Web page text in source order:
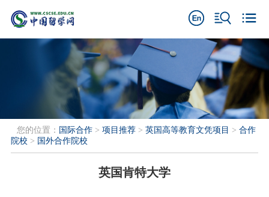
您的位置： 国际合作> 项目推荐> 英国高等教育文凭项目 > 合作
院校 > 国外合作院校
英国肯特大学